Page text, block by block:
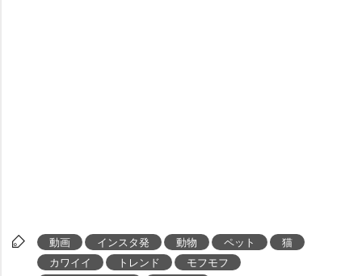
動画 インスタ発 動物 ペット
猫
カワイイ
トレンド
モフモフ